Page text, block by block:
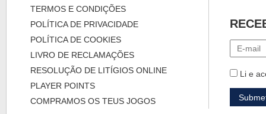
TERMOS E CONDIÇÕES
POLÍTICA DE PRIVACIDADE
POLÍTICA DE COOKIES
LIVRO DE RECLAMAÇÕES
RESOLUÇÃO DE LITÍGIOS ONLINE
PLAYER POINTS
COMPRAMOS OS TEUS JOGOS
Li e